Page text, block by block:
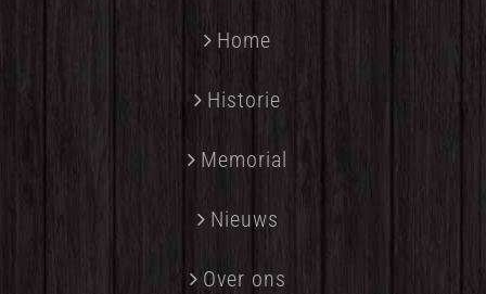
Home
Historie
Memorial
Nieuws
Over ons